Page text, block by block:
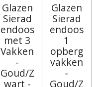
Glazen
Sierad
endoos
met 3
Vakken
-
Goud/Z
wart -
Glazen
Sierad
endoos
1
opberg
vakken
-
Goud/Z